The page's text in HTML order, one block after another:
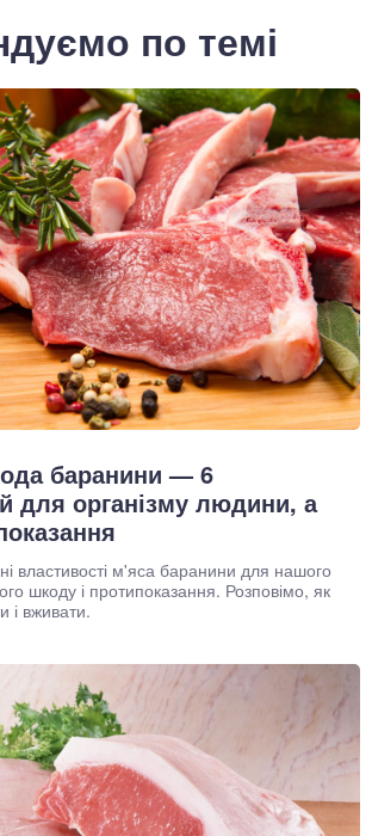
по темі
баранини — 6
для організму людини, а
властивості м'яса баранини для нашого
шкоду і протипоказання. Розповімо, як
і вживати.